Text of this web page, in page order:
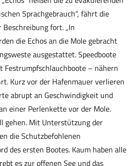
Sprachgebrauch“, fährt die
fort. „In
die Echos an die Mole gebracht
ausgestattet. Speedboote
Festrumpfschlauchboote – nähern
Kurz vor der Hafenmauer verlieren
abrupt an Geschwindigkeit und
einer Perlenkette vor der Mole.
gehen. Mit Unterstützung der
die Schutzbefohlenen
des ersten Bootes. Kaum haben alle
es zur offenen See und das